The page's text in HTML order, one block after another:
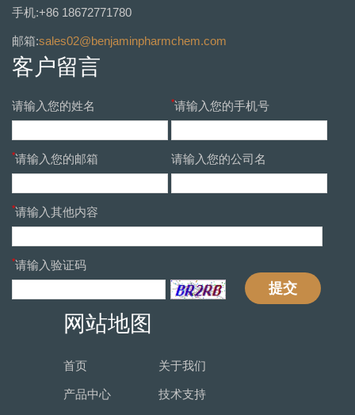
手机:+86 18672771780
邮箱:sales02@benjaminpharmchem.com
客户留言
请输入您的姓名 *请输入您的手机号
*请输入您的邮箱 请输入您的公司名
*请输入其他内容
*请输入验证码
提交
网站地图
首页 关于我们
产品中心 技术支持